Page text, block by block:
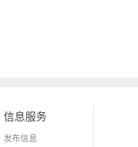
信息服务
发布信息